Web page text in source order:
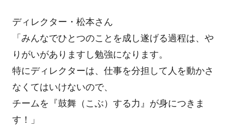
ディレクター・松本さん
「みんなでひとつのことを成し遂げる過程は、や
りがいがありますし勉強になります。
特にディレクターは、仕事を分担して人を動かさ
なくてはいけないので、
チームを『鼓舞（こぶ）する力』が身につきま
す！」